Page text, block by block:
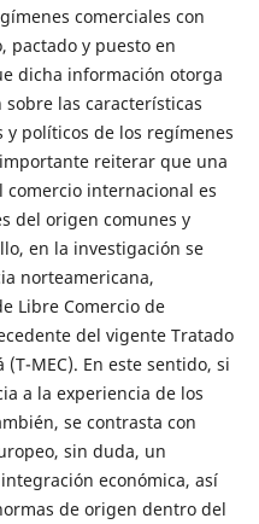
comerciales con
pactado y puesto en
dicha información otorga
las características
y políticos de los regímenes
reiterar que una
internacional es
del origen comunes y
en la investigación se
norteamericana,
Libre Comercio de
del vigente Tratado
MEC). En este sentido, si
a la experiencia de los
se contrasta con
sin duda, un
económica, así
de origen dentro del